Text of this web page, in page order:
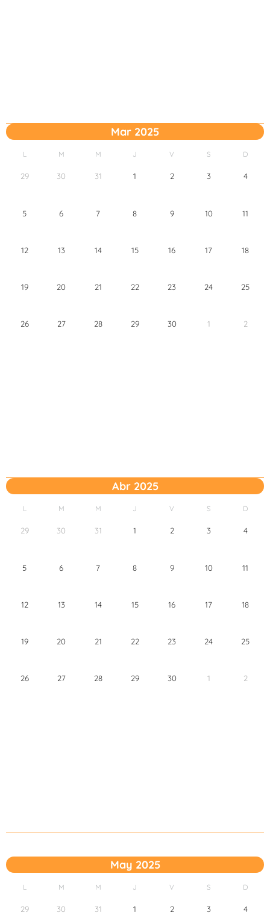
Mar 2025
L M M J V S D
29 30 31 1 2 3 4
5 6 7 8 9 10 11
12 13 14 15 16 17 18
19 20 21 22 23 24 25
26 27 28 29 30 1 2
Abr 2025
L M M J V S D
29 30 31 1 2 3 4
5 6 7 8 9 10 11
12 13 14 15 16 17 18
19 20 21 22 23 24 25
26 27 28 29 30 1 2
May 2025
L M M J V S D
29 30 31 1 2 3 4